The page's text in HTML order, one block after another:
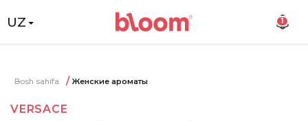
UZ 1
Bosh sahifa Женские ароматы
VERSACE